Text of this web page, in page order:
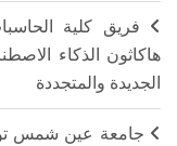
فريق كلية
هاكاثون الذكاء
الجديدة والمتجددة
جامعة عين شمس